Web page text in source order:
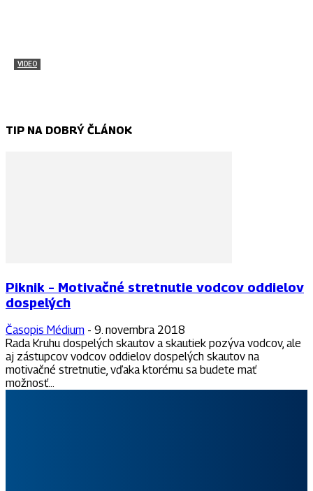
VIDEO
TIP NA DOBRÝ ČLÁNOK
Piknik – Motivačné stretnutie vodcov oddielov
dospelých
Časopis Médium - 9. novembra 2018
Rada Kruhu dospelých skautov a skautiek pozýva vodcov, ale
aj zástupcov vodcov oddielov dospelých skautov na
motivačné stretnutie, vďaka ktorému sa budete mať
možnosť...